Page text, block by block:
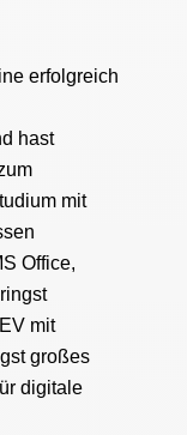
erfolgreich
hast
mit
Office,
mit
großes
digitale